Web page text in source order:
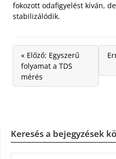
fokozott odafigyelést kíván,
stabilizálódik.
« Előző: Egyszerű
folyamat a TDS
mérés
Keresés a bejegyzések